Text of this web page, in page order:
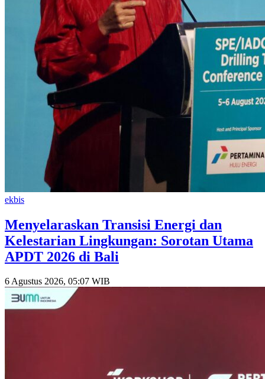
ekbis
Menyelaraskan Transisi Energi dan
Kelestarian Lingkungan: Sorotan Utama
APDT 2026 di Bali
6 Agustus 2026, 05:07 WIB